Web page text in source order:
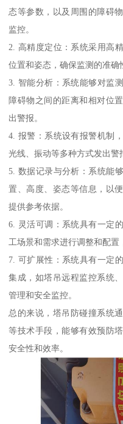
态等参数，以及周围的障碍
监控。
2. 高精度定位：系统采用高
位置和姿态，确保监测的准确
3. 智能分析：系统能够对监
障碍物之间的距离和相对位
出警报。
4. 报警：系统设有报警机制
光线、振动等多种方式发出警
5. 数据记录与分析：系统能
置、高度、姿态等信息，以
提供参考依据。
6. 灵活可调：系统具有一定
工场景和需求进行调整和配置
7. 可扩展性：系统具有一定
集成，如塔吊远程监控系统
管理和安全监控。
总的来说，塔吊防碰撞系统
等技术手段，能够有效预防
安全性和效率。